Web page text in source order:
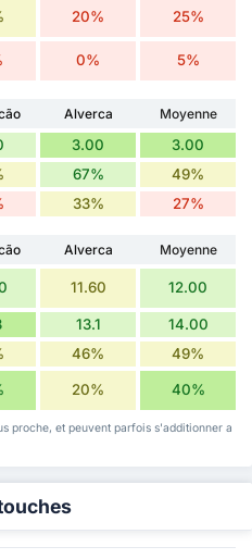
20% 25%
0% 5%
Alverca
Moyenne
3.00 3.00
67% 49%
33% 27%
Alverca
Moyenne
11.60 12.00
13.1 14.00
46% 49%
20% 40%
proche, et peuvent parfois s'additionner a